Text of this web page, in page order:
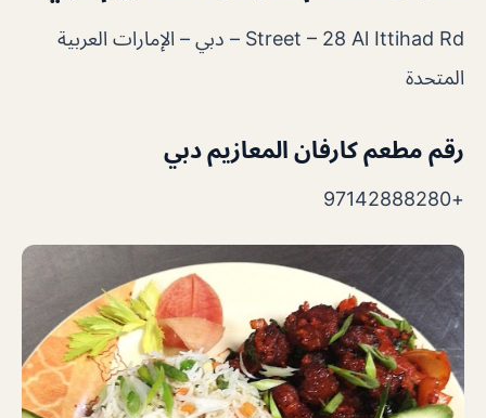
Street – 28 Al Ittihad Rd – دبي – الإمارات العربية
المتحدة
رقم مطعم كارفان المعازيم دبي
+97142888280